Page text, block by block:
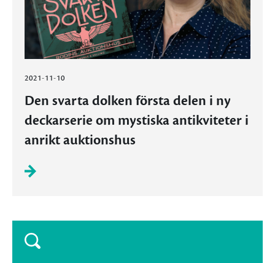
2021-11-10
Den svarta dolken första delen i ny
deckarserie om mystiska antikviteter i
anrikt auktionshus